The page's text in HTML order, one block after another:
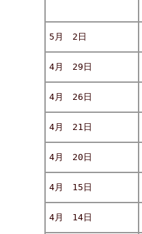
5月 2日
4月 29日
4月 26日
4月 21日
4月 20日
4月 15日
4月 14日